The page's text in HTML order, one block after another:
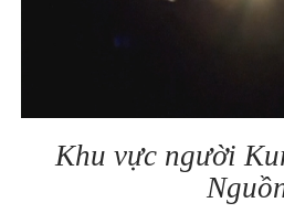
Khu vực người